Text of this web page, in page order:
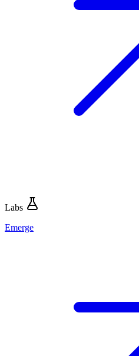
Labs
Emerge